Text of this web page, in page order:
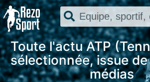
Toute l'actu ATP
sélectionnée, issue
médias